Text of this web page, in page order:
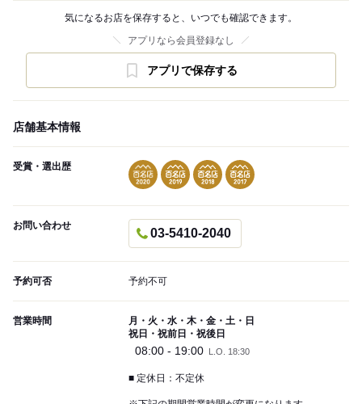
気になるお店を保存すると、いつでも確認できます。
アプリなら会員登録なし
アプリで保存する
店舗基本情報
受賞・選出歴
お問い合わせ
03-5410-2040
予約可否 予約不可
営業時間
月・火・水・木・金・土・日
祝日・祝前日・祝後日
08:00 - 19:00 L.O. 18:30
■ 定休日：不定休